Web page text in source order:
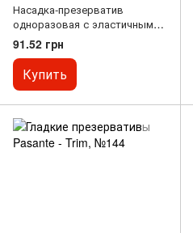
Насадка-презерватив
одноразовая с эластичными
усиками EGZO Cookie Friend
91.52 грн
Купить